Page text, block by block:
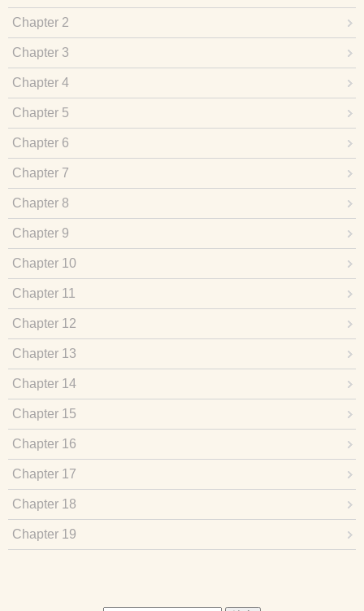
Chapter 2
Chapter 3
Chapter 4
Chapter 5
Chapter 6
Chapter 7
Chapter 8
Chapter 9
Chapter 10
Chapter 11
Chapter 12
Chapter 13
Chapter 14
Chapter 15
Chapter 16
Chapter 17
Chapter 18
Chapter 19